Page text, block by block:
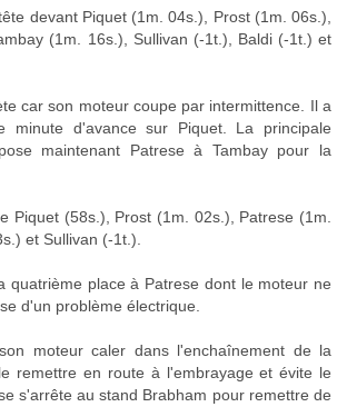
devant Piquet (1m. 04s.), Prost (1m. 06s.),
(1m. 16s.), Sullivan (-1t.), Baldi (-1t.) et
car son moteur coupe par intermittence. Il a
minute d'avance sur Piquet. La principale
maintenant Patrese à Tambay pour la
Piquet (58s.), Prost (1m. 02s.), Patrese (1m.
et Sullivan (-1t.).
quatrième place à Patrese dont le moteur ne
d'un problème électrique.
moteur caler dans l'enchaînement de la
remettre en route à l'embrayage et évite le
s'arrête au stand Brabham pour remettre de